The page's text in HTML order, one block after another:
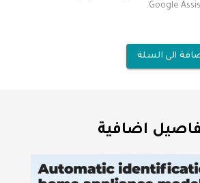
الى السلة
اضافية